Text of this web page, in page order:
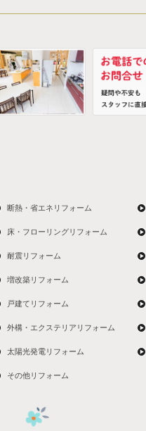
断熱・省エネリフォーム
床・フローリングリフォーム
耐震リフォーム
増改築リフォーム
戸建てリフォーム
外構・エクステリアリフォーム
太陽光発電リフォーム
その他リフォーム